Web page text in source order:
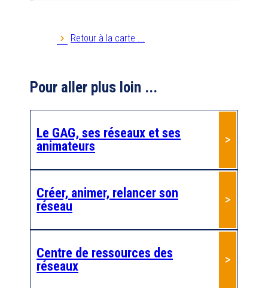
Anim PA 35
Anim'retraite
41800 MONTOIRE SUR LE LOIR
Anim'âge 22
Anim'âge 36
36270 EGUZON
63000Clermont-Ferrand
Retour à la carte ...
Pour aller plus loin ...
Le GAG, ses réseaux et ses
animateurs
Créer, animer, relancer son
réseau
Centre de ressources des
réseaux